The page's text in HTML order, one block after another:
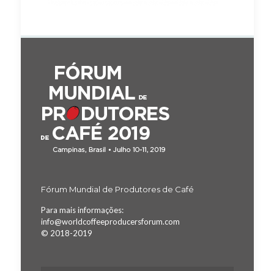
Fórum Mundial de Produtores de Café
Para mais informações:
info@worldcoffeeproducersforum.com
© 2018-2019